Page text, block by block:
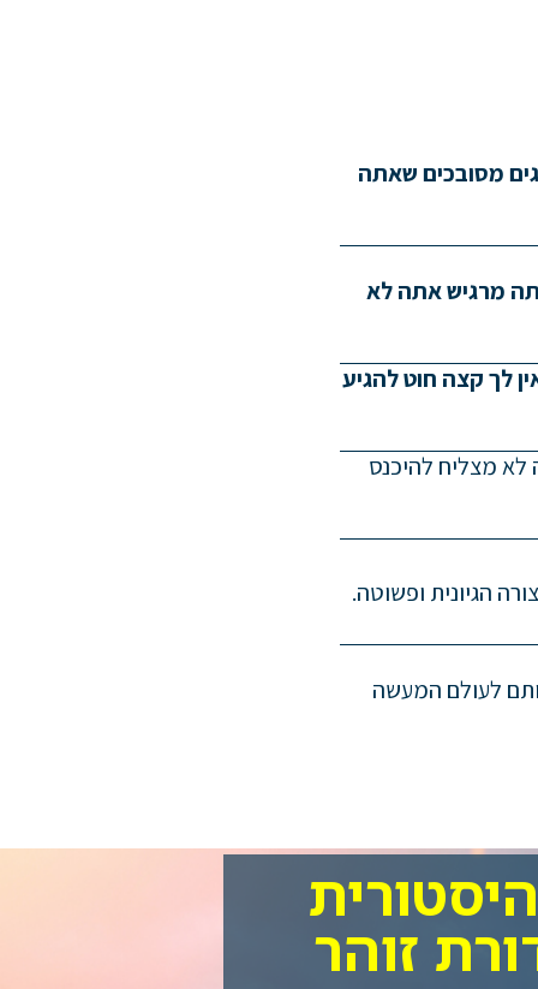
מסובכים שאתה
מרגיש אתה לא
לך קצה חוט להגיע
לא מצליח להיכנס
הגיונית ופשוטה.
לעולם המעשה
זוהר